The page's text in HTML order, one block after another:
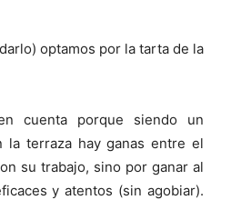
optamos por la tarta de la
cuenta porque siendo un
la terraza hay ganas entre el
su trabajo, sino por ganar al
y atentos (sin agobiar).